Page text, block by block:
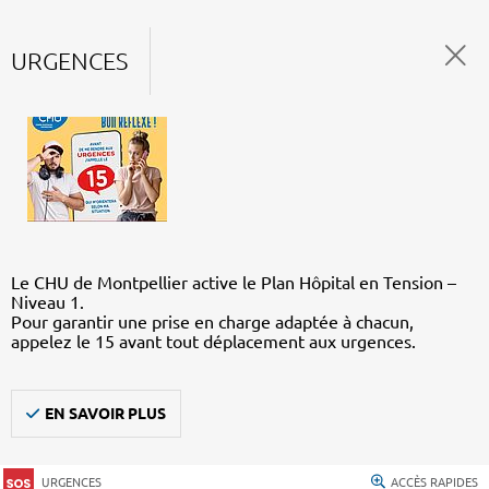
URGENCES
Le CHU de Montpellier active le Plan Hôpital en Tension –
Niveau 1.
Pour garantir une prise en charge adaptée à chacun,
appelez le 15 avant tout déplacement aux urgences.
EN SAVOIR PLUS
URGENCES ACCÈS RAPIDES